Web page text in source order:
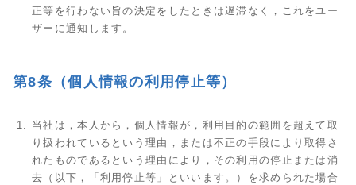
正等を行わない旨の決定をしたときは遅滞なく，これをユー
ザーに通知します。
第8条（個人情報の利用停止等）
当社は，本人から，個人情報が，利用目的の範囲を超えて取
り扱われているという理由，または不正の手段により取得さ
れたものであるという理由により，その利用の停止または消
去（以下，「利用停止等」といいます。）を求められた場合